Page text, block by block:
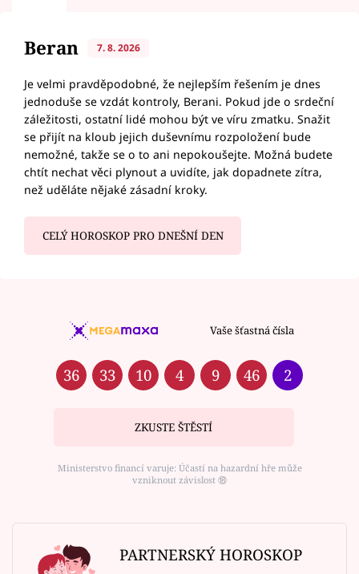
Beran 7. 8. 2026
Je velmi pravděpodobné, že nejlepším řešením je dnes
jednoduše se vzdát kontroly, Berani. Pokud jde o srdeční
záležitosti, ostatní lidé mohou být ve víru zmatku. Snažit
se přijít na kloub jejich duševnímu rozpoložení bude
nemožné, takže se o to ani nepokoušejte. Možná budete
chtít nechat věci plynout a uvidíte, jak dopadnete zítra,
než uděláte nějaké zásadní kroky.
CELÝ HOROSKOP PRO DNEŠNÍ DEN
Vaše šťastná čísla
36 33 10 4 9 46 2
ZKUSTE ŠTĚSTÍ
Ministerstvo financí varuje: Účastí na hazardní hře může
vzniknout závislost ⑱
PARTNERSKÝ HOROSKOP